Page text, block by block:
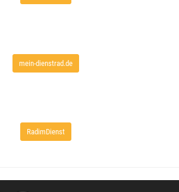
mein-dienstrad.de
RadimDienst